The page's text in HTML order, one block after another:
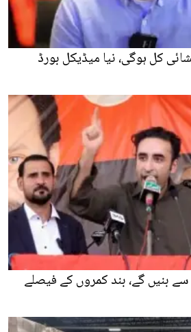
کل ہوگی، نیا میڈیکل بورڈ
بنیں گے، بند کمروں کے فیصلے